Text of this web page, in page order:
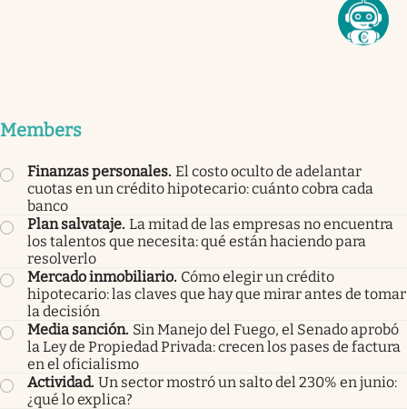
Members
Finanzas personales. El costo oculto de adelantar
cuotas en un crédito hipotecario: cuánto cobra cada
banco
Plan salvataje. La mitad de las empresas no encuentra
los talentos que necesita: qué están haciendo para
resolverlo
Mercado inmobiliario. Cómo elegir un crédito
hipotecario: las claves que hay que mirar antes de tomar
la decisión
Media sanción. Sin Manejo del Fuego, el Senado aprobó
la Ley de Propiedad Privada: crecen los pases de factura
en el oficialismo
Actividad. Un sector mostró un salto del 230% en junio:
¿qué lo explica?